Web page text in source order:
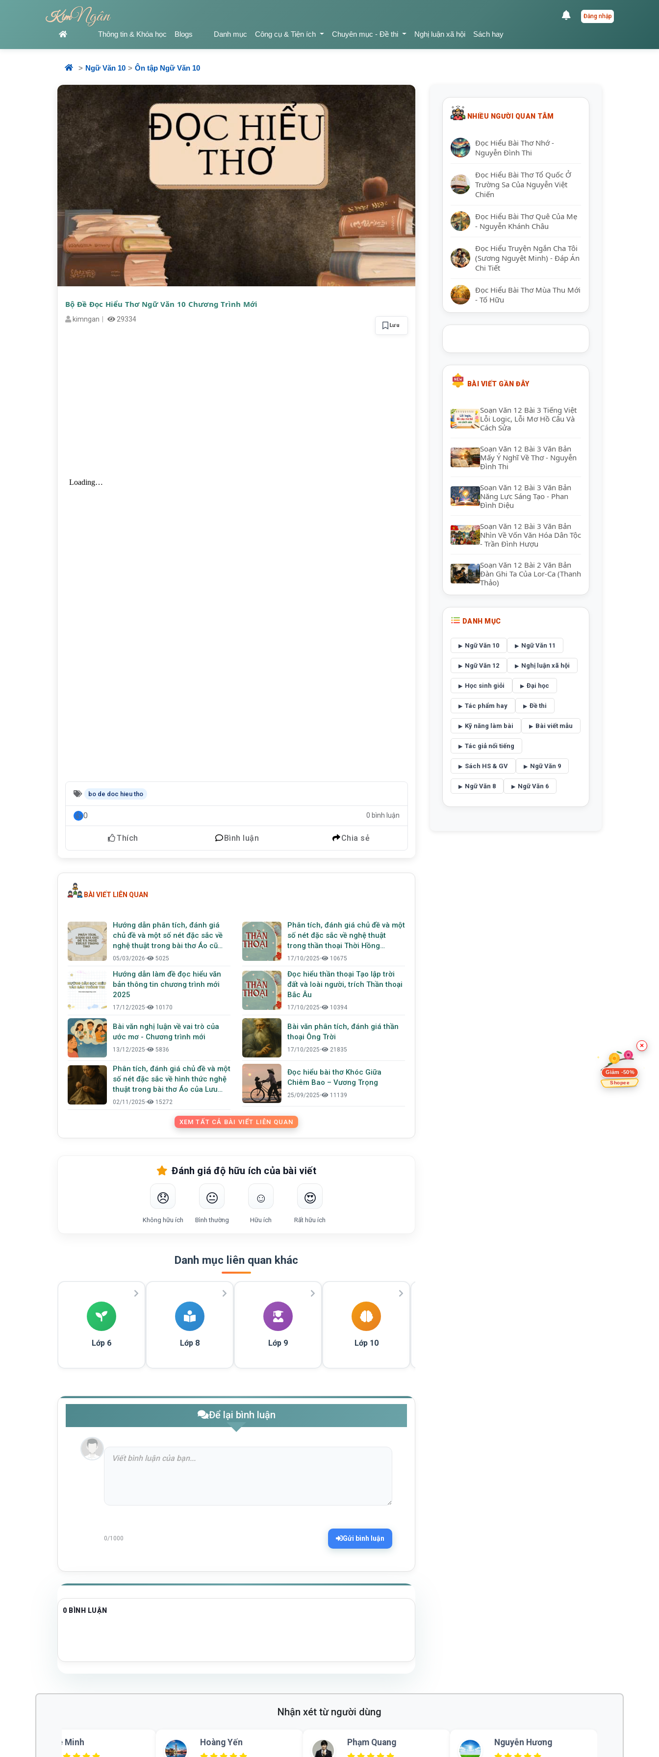
KimNgân Đăng nhập
Thông tin & Khóa học Blogs Danh mục Công cụ & Tiện ích Chuyên mục - Đề thi Nghị luận xã hội Sách hay
Ngữ Văn 10 Ôn tập Ngữ Văn 10
Bộ Đề Đọc Hiểu Thơ Ngữ Văn 10 Chương Trình Mới
kimngan 29334
Lưu
bo de doc hieu tho
0 0 bình luận
Thích Bình luận Chia sẻ
BÀI VIẾT LIÊN QUAN
Hướng dẫn phân tích, đánh giá
chủ đề và một số nét đặc sắc về
nghệ thuật trong bài thơ Áo cũ
của Lưu Quang Vũ
05/03/2026• 5025
Hướng dẫn làm đề đọc hiểu văn
bản thông tin chương trình mới
2025
17/12/2025• 10170
Bài văn nghị luận về vai trò của
ước mơ - Chương trình mới
13/12/2025• 5836
Phân tích, đánh giá chủ đề và một
số nét đặc sắc về hình thức nghệ
thuật trong bài thơ Áo của Lưu
Quang Vũ
02/11/2025• 15272
Phân tích, đánh giá chủ đề và một
số nét đặc sắc về nghệ thuật
trong thần thoại Thời Hồng
Hoang, trích từ Thần thoại Nhật
17/10/2025• 10675
Đọc hiểu thần thoại Tạo lập trời
đất và loài người, trích Thần thoại
Bắc Âu
17/10/2025• 10394
Bài văn phân tích, đánh giá thần
thoại Ông Trời
17/10/2025• 21835
Đọc hiểu bài thơ Khóc Giữa
Chiêm Bao – Vương Trọng
25/09/2025• 11139
XEM TẤT CẢ BÀI VIẾT LIÊN QUAN
Đánh giá độ hữu ích của bài viết
😞
Không hữu ích
😐
Bình thường
☺️
Hữu ích
😍
Rất hữu ích
Danh mục liên quan khác
Lớp 6 Lớp 8 Lớp 9 Lớp 10
Để lại bình luận
0/1000 Gửi bình luận
0 BÌNH LUẬN
NHIỀU NGƯỜI QUAN TÂM
Đọc Hiểu Bài Thơ Nhớ -
Nguyễn Đình Thi
Đọc Hiểu Bài Thơ Tổ Quốc Ở
Trường Sa Của Nguyễn Việt
Chiến
Đọc Hiểu Bài Thơ Quê Của Mẹ
- Nguyễn Khánh Châu
Đọc Hiểu Truyện Ngắn Cha Tôi
(Sương Nguyệt Minh) - Đáp Án
Chi Tiết
Đọc Hiểu Bài Thơ Mùa Thu Mới
- Tố Hữu
BÀI VIẾT GẦN ĐÂY
Soạn Văn 12 Bài 3 Tiếng Việt
Lỗi Logic, Lỗi Mơ Hồ Câu Và
Cách Sửa
Soạn Văn 12 Bài 3 Văn Bản
Mấy Ý Nghĩ Về Thơ - Nguyễn
Đình Thi
Soạn Văn 12 Bài 3 Văn Bản
Năng Lực Sáng Tạo - Phan
Đình Diệu
Soạn Văn 12 Bài 3 Văn Bản
Nhìn Về Vốn Văn Hóa Dân Tộc
- Trần Đình Hượu
Soạn Văn 12 Bài 2 Văn Bản
Đàn Ghi Ta Của Lor-Ca (Thanh
Thảo)
DANH MỤC
Ngữ Văn 10 Ngữ Văn 11
Ngữ Văn 12 Nghị luận xã hội
Học sinh giỏi Đại học
Tác phẩm hay Đề thi
Kỹ năng làm bài Bài viết mẫu
Tác giả nổi tiếng
Sách HS & GV Ngữ Văn 9
Ngữ Văn 8 Ngữ Văn 6
Nhận xét từ người dùng
Vũ Hoàng Nam
×
Giảm -50%
Shopee